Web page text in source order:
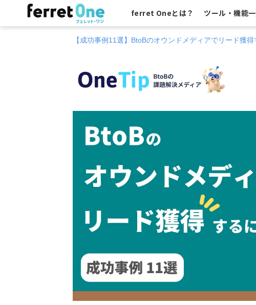
ferret Oneとは？ ツール・機能
【成功事例11選】BtoBのオウンドメディアでリード獲得